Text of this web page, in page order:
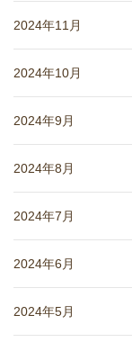
2024年11月
2024年10月
2024年9月
2024年8月
2024年7月
2024年6月
2024年5月